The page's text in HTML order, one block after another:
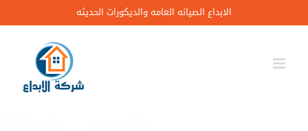
to
content
الابداع الصيانه العامه والديكورات الحديثه